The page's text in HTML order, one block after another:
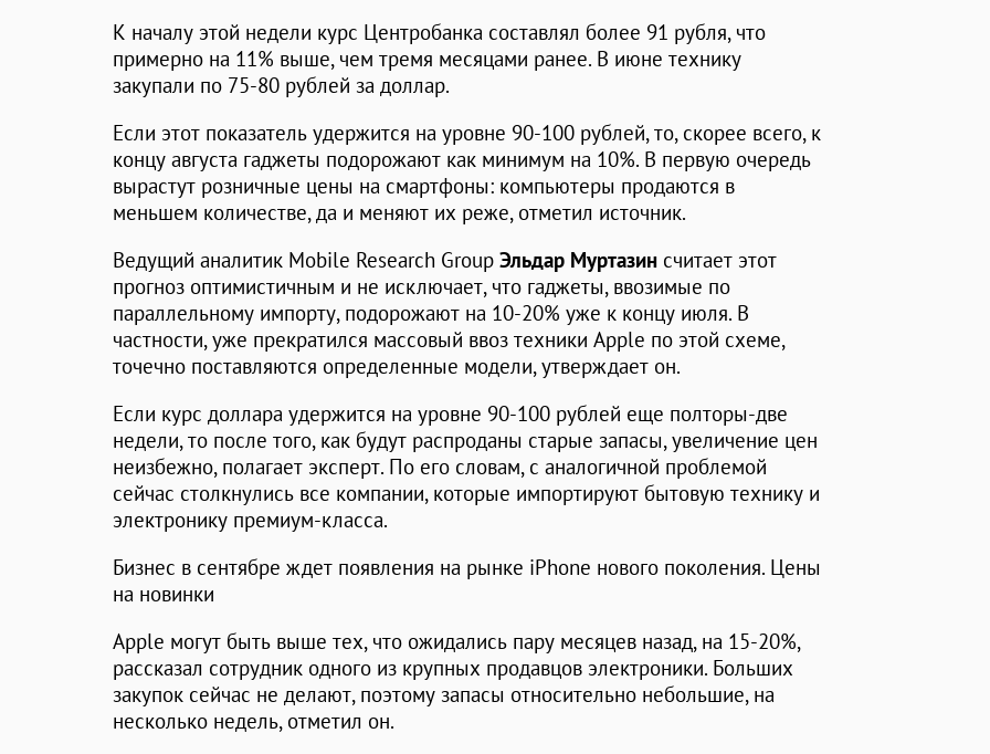
К началу этой недели курс Центробанка составлял более 91 рубля, что
примерно на 11% выше, чем тремя месяцами ранее. В июне технику
закупали по 75-80 рублей за доллар.
Если этот показатель удержится на уровне 90-100 рублей, то, скорее всего, к
концу августа гаджеты подорожают как минимум на 10%. В первую очередь
вырастут розничные цены на смартфоны: компьютеры продаются в
меньшем количестве, да и меняют их реже, отметил источник.
Ведущий аналитик Mobile Research Group Эльдар Муртазин считает этот
прогноз оптимистичным и не исключает, что гаджеты, ввозимые по
параллельному импорту, подорожают на 10-20% уже к концу июля. В
частности, уже прекратился массовый ввоз техники Apple по этой схеме,
точечно поставляются определенные модели, утверждает он.
Если курс доллара удержится на уровне 90-100 рублей еще полторы-две
недели, то после того, как будут распроданы старые запасы, увеличение цен
неизбежно, полагает эксперт. По его словам, с аналогичной проблемой
сейчас столкнулись все компании, которые импортируют бытовую технику и
электронику премиум-класса.
Бизнес в сентябре ждет появления на рынке iPhone нового поколения. Цены
на новинки
Apple могут быть выше тех, что ожидались пару месяцев назад, на 15-20%,
рассказал сотрудник одного из крупных продавцов электроники. Больших
закупок сейчас не делают, поэтому запасы относительно небольшие, на
несколько недель, отметил он.